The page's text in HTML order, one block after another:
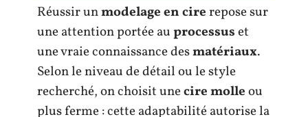
Réussir unmodelage en cirerepose sur
une attention portée auprocessuset
une vraie connaissance desmatériaux.
Selon le niveau de détail ou le style
recherché, on choisit unecire molleou
plus ferme : cette adaptabilité autorise la